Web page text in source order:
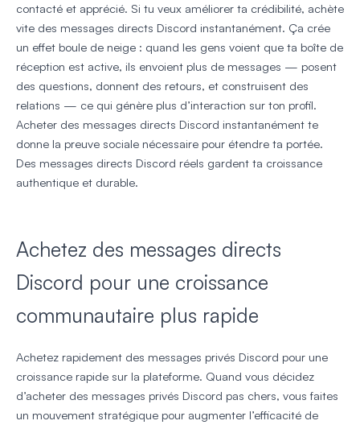
contacté et apprécié. Si tu veux améliorer ta crédibilité, achète
vite des messages directs Discord instantanément. Ça crée
un effet boule de neige : quand les gens voient que ta boîte de
réception est active, ils envoient plus de messages — posent
des questions, donnent des retours, et construisent des
relations — ce qui génère plus d’interaction sur ton profil.
Acheter des messages directs Discord instantanément te
donne la preuve sociale nécessaire pour étendre ta portée.
Des messages directs Discord réels gardent ta croissance
authentique et durable.
Achetez des messages directs
Discord pour une croissance
communautaire plus rapide
Achetez rapidement des messages privés Discord pour une
croissance rapide sur la plateforme. Quand vous décidez
d’acheter des messages privés Discord pas chers, vous faites
un mouvement stratégique pour augmenter l’efficacité de